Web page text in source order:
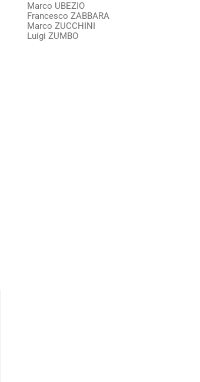
Marco UBEZIO
Francesco ZABBARA
Marco ZUCCHINI
Luigi ZUMBO